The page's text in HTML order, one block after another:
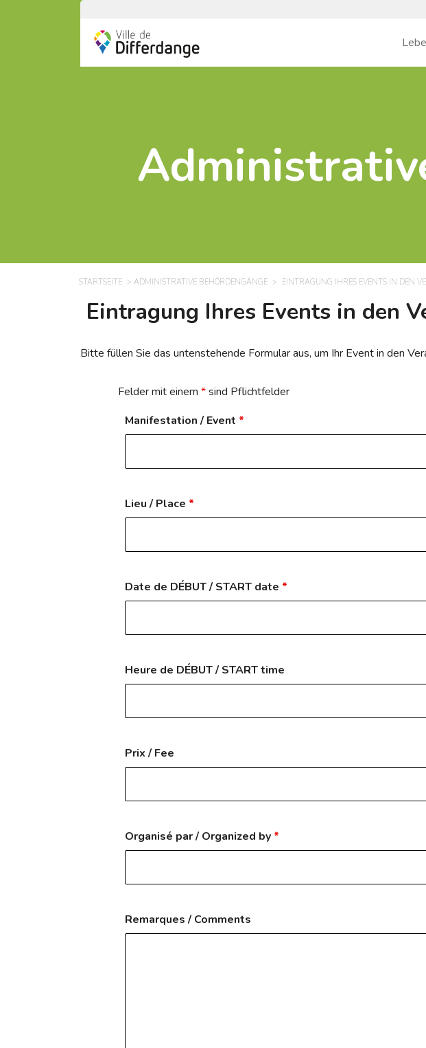
STARTSEITE ADMINISTRATIVE BEHÖRDENGÄNGE EINTRAGUNG IHRES EVENTS IN DEN
Eintragung Ihres Events in den
Bitte füllen Sie das untenstehende Formular aus, um Ihr Event in den
Felder mit einem*sind Pflichtfelder
Manifestation / Event *
Lieu / Place *
Date de DÉBUT / START date *
Heure de DÉBUT / START time
Prix / Fee
Organisé par / Organized by *
Remarques / Comments